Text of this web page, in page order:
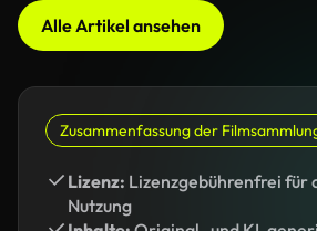
Alle Artikel ansehen
Zusammenfassung der
Lizenz: Lizenzgebührenfrei für
Nutzung